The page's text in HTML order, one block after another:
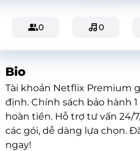
0 0
Bio
Tài khoản Netflix Premium
định. Chính sách bảo hành 1
hoàn tiền. Hỗ trợ tư vấn 24/
các gói, dễ dàng lựa chọn.
ngay!